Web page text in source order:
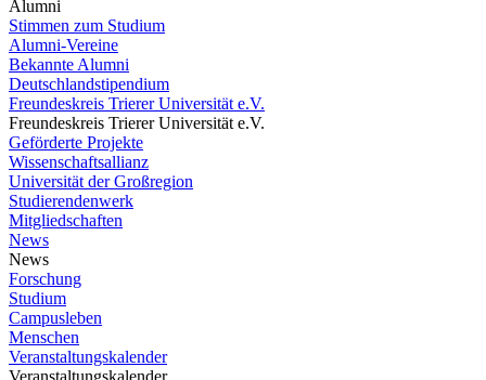
Alumni
Stimmen zum Studium
Alumni-Vereine
Bekannte Alumni
Deutschlandstipendium
Freundeskreis Trierer Universität e.V.
Freundeskreis Trierer Universität e.V.
Geförderte Projekte
Wissenschaftsallianz
Universität der Großregion
Studierendenwerk
Mitgliedschaften
News
News
Forschung
Studium
Campusleben
Menschen
Veranstaltungskalender
Veranstaltungskalender